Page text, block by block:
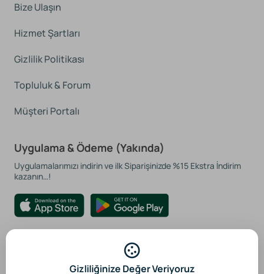
Bize Ulaşın
Hizmet Şartları
Gizlilik Politikası
Topluluk & Forum
Müşteri Portalı
Uygulama & Ödeme (Yakında)
Uygulamalarımızı indirin ve ilk Siparişinizde %15 Ekstra İndirim
kazanın…!
Gizliliğinize Değer Veriyoruz